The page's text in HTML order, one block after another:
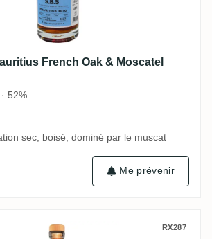
French Oak & Moscatel
52%
sec, boisé, dominé par le muscat
Me prévenir
Cask Vermouth FinishRX287